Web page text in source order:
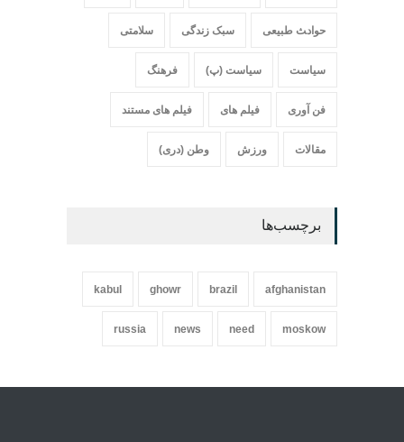
حواد‍‍‍ث طبیعی سبک زندگی سلامتی
سیاست سیاست (پ) فرهنگ
فن آوری فیلم های فیلم های مستند
مقالات ورزش وطن (دری)
برچسب‌ها
afghanistan
brazil
ghowr
kabul
moskow
need
news
russia